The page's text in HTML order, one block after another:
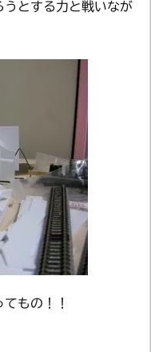
うとする力と戦いなが
もの！！